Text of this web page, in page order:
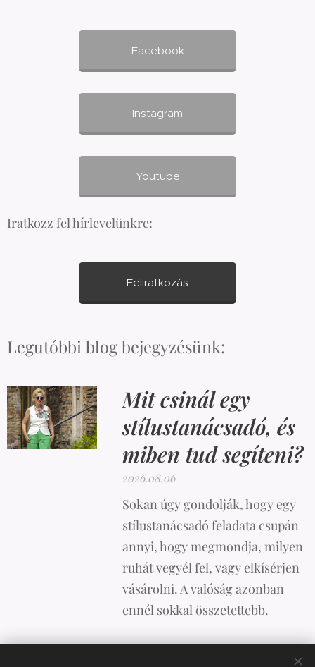
Facebook
Instagram
Youtube
Iratkozz fel hírlevelünkre:
Feliratkozás
Legutóbbi blog bejegyzésünk:
Mit csinál egy
stílustanácsadó, és
miben tud segíteni?
2026.08.06
Sokan úgy gondolják, hogy egy
stílustanácsadó feladata csupán
annyi, hogy megmondja, milyen
ruhát vegyél fel, vagy elkísérjen
vásárolni. A valóság azonban
ennél sokkal összetettebb.